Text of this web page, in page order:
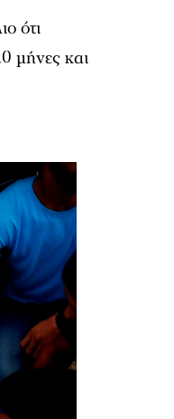
ότι
μήνες και